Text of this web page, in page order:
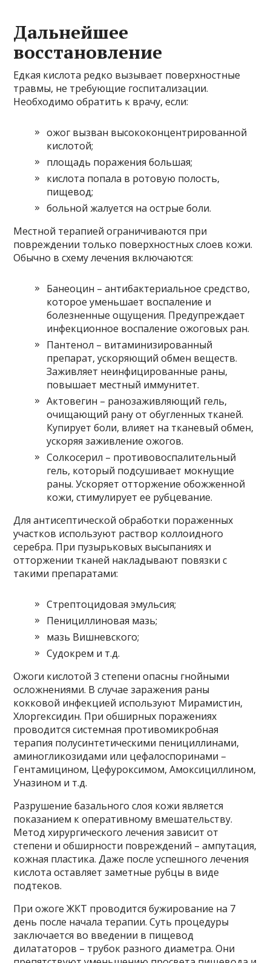
Дальнейшее
восстановление
Едкая кислота редко вызывает поверхностные
травмы, не требующие госпитализации.
Необходимо обратить к врачу, если:
ожог вызван высококонцентрированной
кислотой;
площадь поражения большая;
кислота попала в ротовую полость,
пищевод;
больной жалуется на острые боли.
Местной терапией ограничиваются при
повреждении только поверхностных слоев кожи.
Обычно в схему лечения включаются:
Банеоцин – антибактериальное средство,
которое уменьшает воспаление и
болезненные ощущения. Предупреждает
инфекционное воспаление ожоговых ран.
Пантенол – витаминизированный
препарат, ускоряющий обмен веществ.
Заживляет неинфицированные раны,
повышает местный иммунитет.
Актовегин – ранозаживляющий гель,
очищающий рану от обугленных тканей.
Купирует боли, влияет на тканевый обмен,
ускоряя заживление ожогов.
Солкосерил – противовоспалительный
гель, который подсушивает мокнущие
раны. Ускоряет отторжение обожженной
кожи, стимулирует ее рубцевание.
Для антисептической обработки пораженных
участков используют раствор коллоидного
серебра. При пузырьковых высыпаниях и
отторжении тканей накладывают повязки с
такими препаратами:
Стрептоцидовая эмульсия;
Пенициллиновая мазь;
мазь Вишневского;
Судокрем и т.д.
Ожоги кислотой 3 степени опасны гнойными
осложнениями. В случае заражения раны
кокковой инфекцией используют Мирамистин,
Хлоргексидин. При обширных поражениях
проводится системная противомикробная
терапия полусинтетическими пенициллинами,
аминогликозидами или цефалоспоринами –
Гентамицином, Цефуроксимом, Амоксициллином,
Уназином и т.д.
Разрушение базального слоя кожи является
показанием к оперативному вмешательству.
Метод хирургического лечения зависит от
степени и обширности повреждений – ампутация,
кожная пластика. Даже после успешного лечения
кислота оставляет заметные рубцы в виде
подтеков.
При ожоге ЖКТ проводится бужирование на 7
день после начала терапии. Суть процедуры
заключается во введении в пищевод
дилататоров – трубок разного диаметра. Они